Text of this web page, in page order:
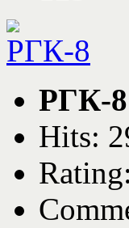
РГК-8
Hits: